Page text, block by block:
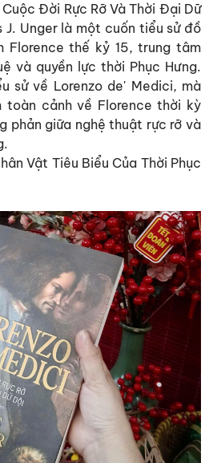
Đời Rực Rỡ Và Thời Đại Dữ
J. Unger là một cuốn tiểu sử đồ
Florence thế kỷ 15, trung tâm
và quyền lực thời Phục Hưng.
sử về Lorenzo de' Medici, mà
toàn cảnh về Florence thời kỳ
phản giữa nghệ thuật rực rỡ và
Vật Tiêu Biểu Của Thời Phục